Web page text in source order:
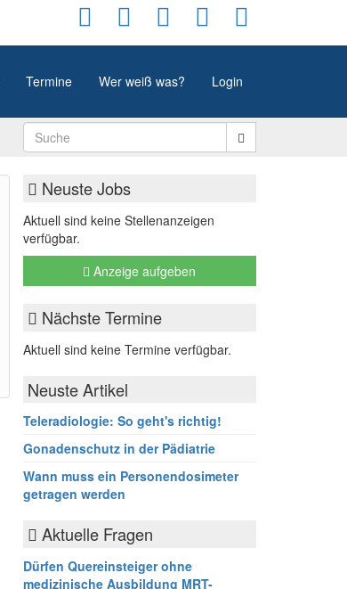
Termine Wer weiß was? Login
Neuste Jobs
Aktuell sind keine Stellenanzeigen
verfügbar.
Anzeige aufgeben
Nächste Termine
Aktuell sind keine Termine verfügbar.
Neuste Artikel
Teleradiologie: So geht's richtig!
Gonadenschutz in der Pädiatrie
Wann muss ein Personendosimeter
getragen werden
Aktuelle Fragen
Dürfen Quereinsteiger ohne
medizinische Ausbildung MRT-